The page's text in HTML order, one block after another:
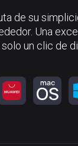
de su
Una
un clic de